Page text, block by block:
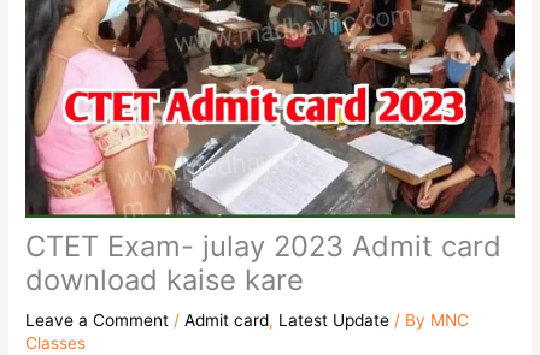
CTET Exam- julay 2023 Admit card
download kaise kare
Leave a Comment /Admit card, Latest Update / By MNC
Classes